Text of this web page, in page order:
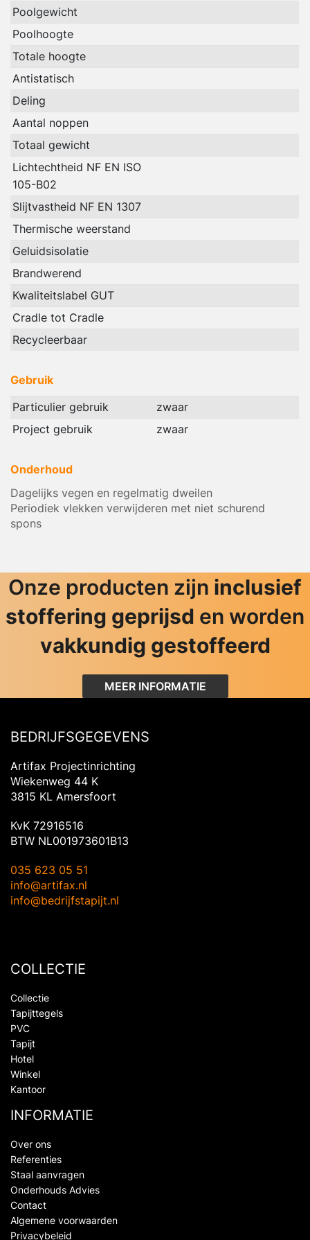
Poolgewicht
Poolhoogte
Totale hoogte
Antistatisch
Deling
Aantal noppen
Totaal gewicht
Lichtechtheid NF EN ISO
105-B02
Slijtvastheid NF EN 1307
Thermische weerstand
Geluidsisolatie
Brandwerend
Kwaliteitslabel GUT
Cradle tot Cradle
Recycleerbaar
Gebruik
Particulier gebruik
zwaar
Project gebruik
zwaar
Onderhoud
Dagelijks vegen en regelmatig dweilen
Periodiek vlekken verwijderen met niet schurend
spons
Onze producten zijn inclusief
stoffering geprijsd en worden
vakkundig gestoffeerd
MEER INFORMATIE
BEDRIJFSGEGEVENS
Artifax Projectinrichting
Wiekenweg 44 K
3815 KL Amersfoort
KvK 72916516
BTW NL001973601B13
035 623 05 51
info@artifax.nl
info@bedrijfstapijt.nl
COLLECTIE
Collectie
Tapijttegels
PVC
Tapijt
Hotel
Winkel
Kantoor
INFORMATIE
Over ons
Referenties
Staal aanvragen
Onderhouds Advies
Contact
Algemene voorwaarden
Privacybeleid